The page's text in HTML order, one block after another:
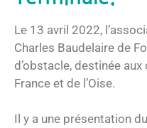
Le 13 avril 2022,
Charles Baudelaire de
d’obstacle, destinée
France et de l’Oise.
Il y a une présentation